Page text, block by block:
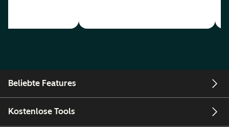
Beliebte Features
Kostenlose Tools